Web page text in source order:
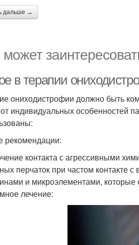
дальше →
в терапии
ониходистрофии должно быть
индивидуальных особенностей
рекомендации:
контакта с агрессивными
перчаток при частом контакте
и микроэлементами, которые
лечение: